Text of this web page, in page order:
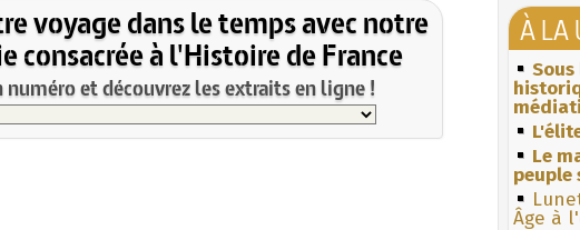
voyage dans le temps avec notre
consacrée à l'Histoire de France
numéro et découvrez les extraits en ligne !
À LA
Le
peuple
Âge à